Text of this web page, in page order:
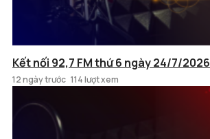
Kết nối 92,7 FM thứ 6 ngày 24/7/2026
12 ngày trước 114 lượt xem